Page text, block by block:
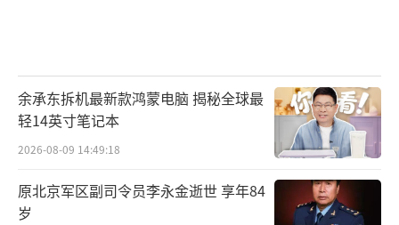
余承东拆机最新款鸿蒙电脑 揭秘全球最
轻14英寸笔记本
2026-08-09 14:49:18
原北京军区副司令员李永金逝世 享年84
岁